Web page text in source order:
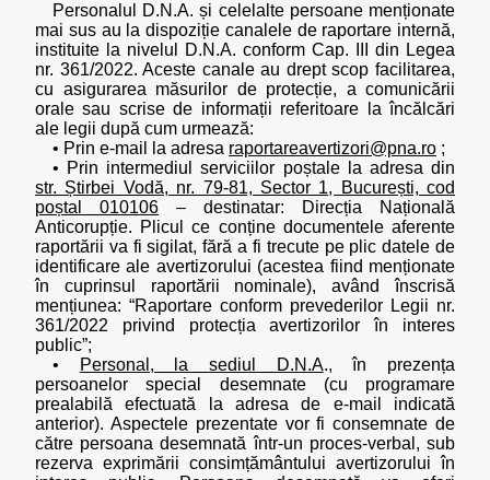
Personalul D.N.A. și celelalte persoane menționate
mai sus au la dispoziție canalele de raportare internă,
instituite la nivelul D.N.A. conform Cap. III din Legea
nr. 361/2022. Aceste canale au drept scop facilitarea,
cu asigurarea măsurilor de protecție, a comunicării
orale sau scrise de informații referitoare la încălcări
ale legii după cum urmează:
• Prin e-mail la adresa raportareavertizori@pna.ro ;
• Prin intermediul serviciilor poștale la adresa din
str. Știrbei Vodă, nr. 79-81, Sector 1, București, cod
poștal 010106 – destinatar: Direcția Națională
Anticorupție. Plicul ce conține documentele aferente
raportării va fi sigilat, fără a fi trecute pe plic datele de
identificare ale avertizorului (acestea fiind menționate
în cuprinsul raportării nominale), având înscrisă
mențiunea: “Raportare conform prevederilor Legii nr.
361/2022 privind protecția avertizorilor în interes
public”;
•
Personal, la sediul D.N.A., în prezența
persoanelor special desemnate (cu programare
prealabilă efectuată la adresa de e-mail indicată
anterior). Aspectele prezentate vor fi consemnate de
către persoana desemnată într-un proces-verbal, sub
rezerva exprimării consimțământului avertizorului în